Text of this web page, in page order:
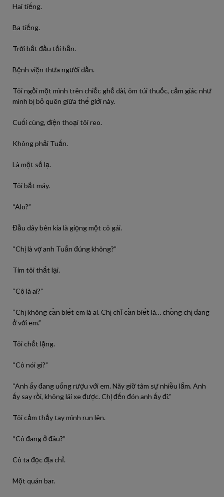
Hai tiếng.
Ba tiếng.
Trời bắt đầu tối hẳn.
Bệnh viện thưa người dần.
Tôi ngồi một mình trên chiếc ghế dài, ôm túi thuốc, cảm giác như
mình bị bỏ quên giữa thế giới này.
Cuối cùng, điện thoại tôi reo.
Không phải Tuấn.
Là một số lạ.
Tôi bắt máy.
“Alo?”
Đầu dây bên kia là giọng một cô gái.
“Chị là vợ anh Tuấn đúng không?”
Tim tôi thắt lại.
“Cô là ai?”
“Chị không cần biết em là ai. Chị chỉ cần biết là… chồng chị đang
ở với em.”
Tôi chết lặng.
“Cô nói gì?”
“Anh ấy đang uống rượu với em. Nãy giờ tâm sự nhiều lắm. Anh
ấy say rồi, không lái xe được. Chị đến đón anh ấy đi.”
Tôi cảm thấy tay mình run lên.
“Cô đang ở đâu?”
Cô ta đọc địa chỉ.
Một quán bar.